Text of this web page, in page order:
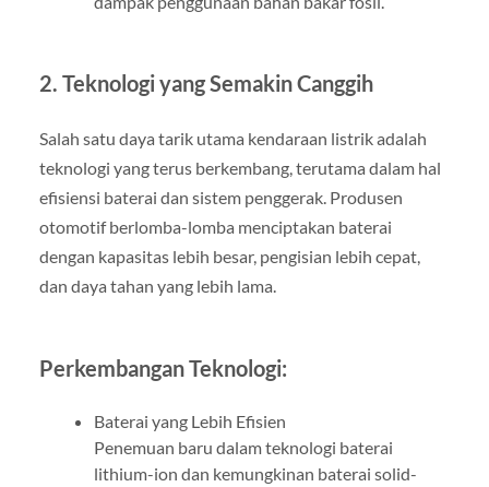
2. Teknologi yang Semakin Canggih
Salah satu daya tarik utama kendaraan listrik adalah
teknologi yang terus berkembang, terutama dalam hal
efisiensi baterai dan sistem penggerak. Produsen
otomotif berlomba-lomba menciptakan baterai
dengan kapasitas lebih besar, pengisian lebih cepat,
dan daya tahan yang lebih lama.
Perkembangan Teknologi:
Baterai yang Lebih Efisien
Penemuan baru dalam teknologi baterai
lithium-ion dan kemungkinan baterai solid-